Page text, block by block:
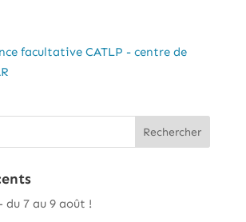
facultative CATLP - centre de
du 7 au 9 août !